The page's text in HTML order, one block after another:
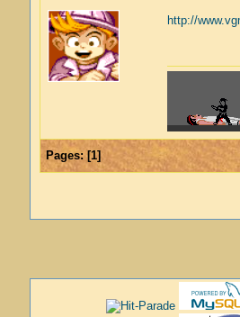
http://
Pages:[1]